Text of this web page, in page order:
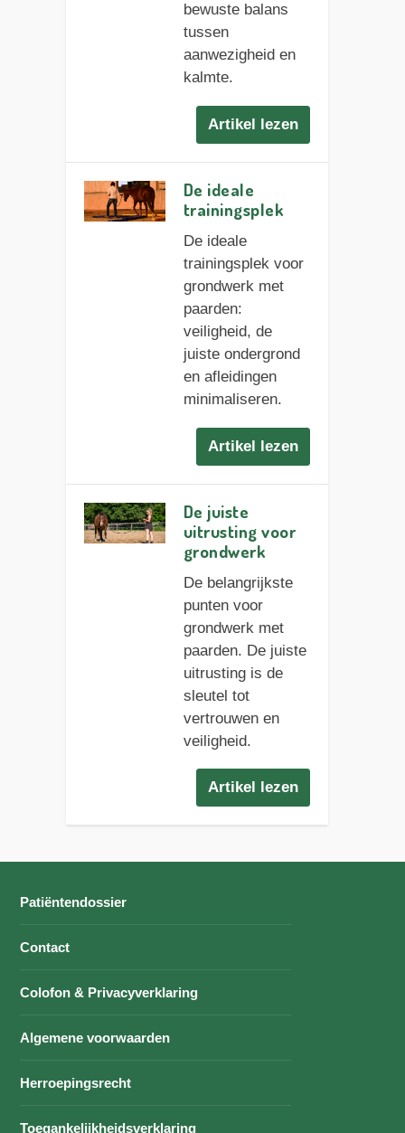
bewuste balans
tussen
aanwezigheid en
kalmte.
Artikel lezen
De ideale
trainingsplek
De ideale
trainingsplek voor
grondwerk met
paarden:
veiligheid, de
juiste ondergrond
en afleidingen
minimaliseren.
Artikel lezen
De juiste
uitrusting voor
grondwerk
De belangrijkste
punten voor
grondwerk met
paarden. De juiste
uitrusting is de
sleutel tot
vertrouwen en
veiligheid.
Artikel lezen
Patiëntendossier
Contact
Colofon & Privacyverklaring
Algemene voorwaarden
Herroepingsrecht
Toegankelijkheidsverklaring